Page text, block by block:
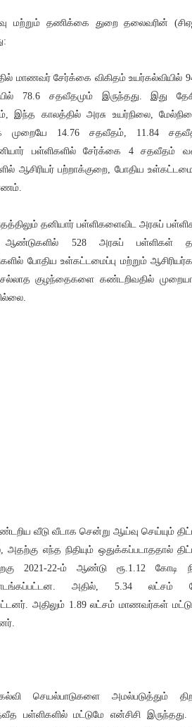
மற்றும் தணிக்கை துறை தலைவரின்
மாணவர் சேர்க்கை விகிதம் உயர்கல்வியில்
78.6 சதவீதமும் இருந்தது. இது
இந்த காலத்தில் அரசு உயர்நிலை,
முறையே 14.76 சதவீதம், 11.84
பள்ளிகளில் சேர்க்கை 4 சதவீதம்
ஆசிரியர் பற்றாக்குறை, போதிய
தனியார் பள்ளிகளைவிட அரசுப்
ம் ஆண்டுகளில் 528 அரசுப் பள்ளிகள்
போதிய உள்கட்டமைப்பு மற்றும்
குழந்தைகளை கண்டறிவதில்
வீடு வீடாக சென்று ஆய்வு செய்யும்
எந்த நிதியும் ஒதுக்கப்படாததால்
2021-22-ம் ஆண்டு ரூ.1.12 கோடி
அதில், 5.34 லட்சம்
அதிலும் 1.89 லட்சம் மாணவர்கள்
செயல்பாடுகளை அமல்படுத்தும்
பள்ளிகளில் மட்டுமே என்சிசி இருந்தது.